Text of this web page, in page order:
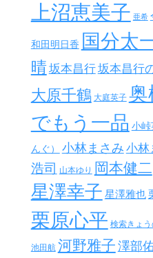
上沼恵美子 亜希
和田明日香 国分太
晴坂本昌行坂本昌行
大原千鶴 大庭英子 奥
でもう一品 小峠
んぐ） 小林まさみ 小林
浩司 山本ゆり 岡本健二
星澤幸子 星澤雅也
栗原心平 検索きょ
池田航 河野雅子 澤部